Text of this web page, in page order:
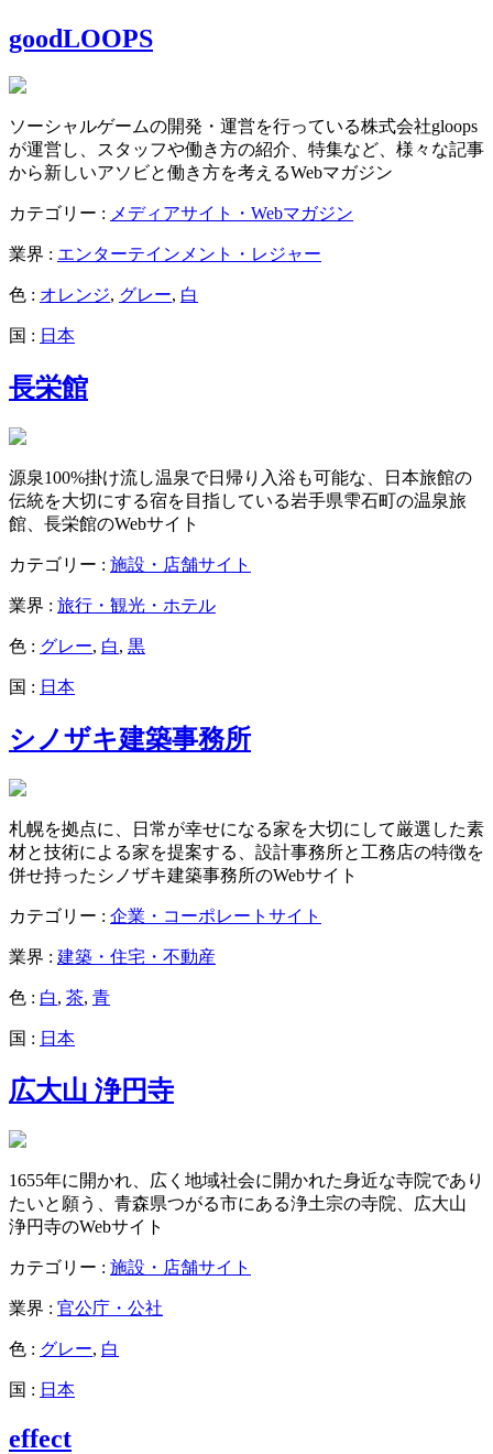
goodLOOPS
ソーシャルゲームの開発・運営を行っている株式会社gloops
が運営し、スタッフや働き方の紹介、特集など、様々な記事
から新しいアソビと働き方を考えるWebマガジン
カテゴリー : メディアサイト・Webマガジン
業界 : エンターテインメント・レジャー
色 : オレンジ, グレー, 白
国 : 日本
長栄館
源泉100%掛け流し温泉で日帰り入浴も可能な、日本旅館の
伝統を大切にする宿を目指している岩手県雫石町の温泉旅
館、長栄館のWebサイト
カテゴリー : 施設・店舗サイト
業界 : 旅行・観光・ホテル
色 : グレー, 白, 黒
国 : 日本
シノザキ建築事務所
札幌を拠点に、日常が幸せになる家を大切にして厳選した素
材と技術による家を提案する、設計事務所と工務店の特徴を
併せ持ったシノザキ建築事務所のWebサイト
カテゴリー : 企業・コーポレートサイト
業界 : 建築・住宅・不動産
色 : 白, 茶, 青
国 : 日本
広大山 浄円寺
1655年に開かれ、広く地域社会に開かれた身近な寺院であり
たいと願う、青森県つがる市にある浄土宗の寺院、広大山
浄円寺のWebサイト
カテゴリー : 施設・店舗サイト
業界 : 官公庁・公社
色 : グレー, 白
国 : 日本
effect